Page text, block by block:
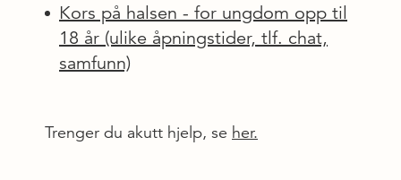
Kors på halsen - for ungdom opp til
18 år (ulike åpningstider, tlf. chat,
samfunn)
Trenger du akutt hjelp, se her.